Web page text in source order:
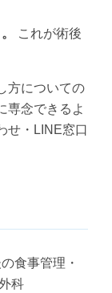
これが術後
方についての
専念できるよ
せ・LINE窓口
食事管理・
科